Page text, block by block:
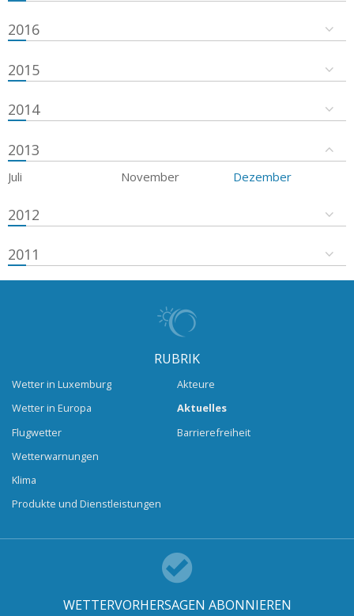
2016
2015
2014
2013
Juli November Dezember
2012
2011
RUBRIK
Wetter in Luxemburg
Wetter in Europa
Flugwetter
Wetterwarnungen
Klima
Produkte und Dienstleistungen
Akteure
Aktuelles
Barrierefreiheit
WETTERVORHERSAGEN ABONNIEREN